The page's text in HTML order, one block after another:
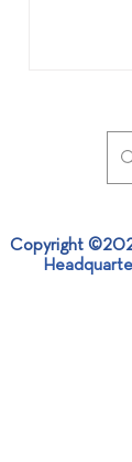
Copyright